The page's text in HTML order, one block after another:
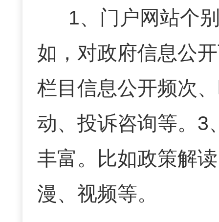
1、 门户网站个
如，对政府信息公
栏目 信息公开频次
动、投诉咨询等。 3
丰富。比如政策解
漫、视频等。